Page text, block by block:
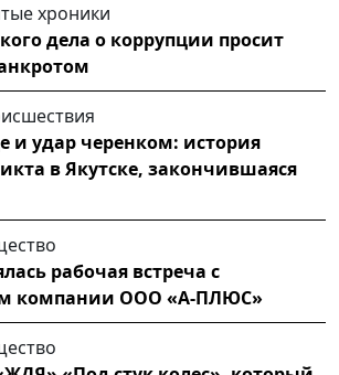
хроники
дела о коррупции просит
и удар черенком: история
в Якутске, закончившаяся
рабочая встреча с
компании ООО «А-ПЛЮС»